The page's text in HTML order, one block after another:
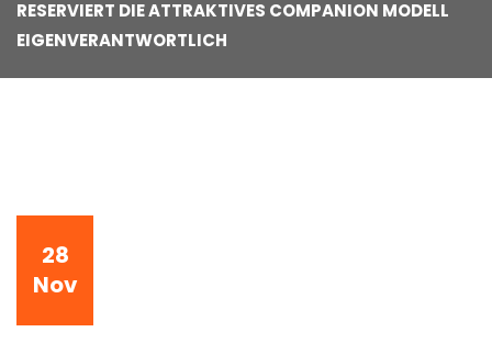
RESERVIERT DIE ATTRAKTIVES COMPANION MODELL
EIGENVERANTWORTLICH
28
Nov